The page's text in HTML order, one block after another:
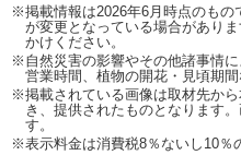
※掲載情報は2026年6月時点のもの
が変更となっている場合があり
かけください。
※自然災害の影響やその他諸事情
営業時間、植物の開花・見頃期
※掲載されている画像は取材先か
き、提供されたものとなります
す。
※表示料金は消費税8％ないし10％